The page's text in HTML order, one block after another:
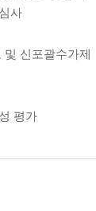
사
신포괄수가제
평가